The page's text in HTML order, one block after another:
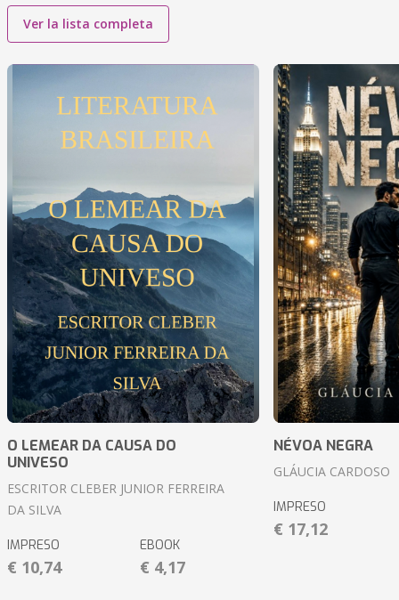
Ver la lista completa
O LEMEAR DA CAUSA DO
UNIVESO
ESCRITOR CLEBER JUNIOR FERREIRA
DA SILVA
IMPRESO
€ 10,74
EBOOK
€ 4,17
NÉVOA NEGRA
GLÁUCIA CARDOSO
IMPRESO
€ 17,12